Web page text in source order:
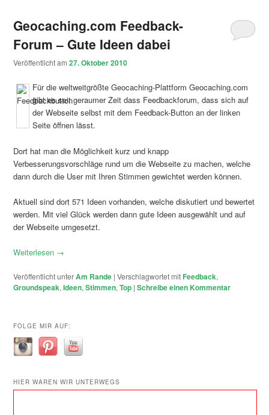
Geocaching.com Feedback-
Forum – Gute Ideen dabei
Veröffentlicht am27. Oktober 2010
Für die weltweitgrößte Geocaching-Plattform Geocaching.com
gibt es seit geraumer Zeit dass Feedbackforum, dass sich auf
der Webseite selbst mit dem Feedback-Button an der linken
Seite öffnen lässt.
Dort hat man die Möglichkeit kurz und knapp
Verbesserungsvorschläge rund um die Webseite zu machen, welche
dann durch die User mit Ihren Stimmen gewichtet werden können.
Aktuell sind dort 571 Ideen vorhanden, welche diskutiert und bewertet
werden. Mit viel Glück werden dann gute Ideen ausgewählt und auf
der Webseite umgesetzt.
Weiterlesen →
Veröffentlicht unterAm Rande |Verschlagwortet mitFeedback,
Groundspeak,Ideen,Stimmen,Top |Schreibe einen Kommentar
FOLGE MIR AUF:
HIER WAREN WIR UNTERWEGS